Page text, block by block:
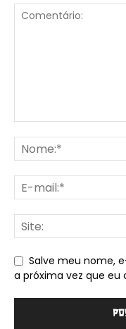
Salve meu nome,
a próxima vez que eu